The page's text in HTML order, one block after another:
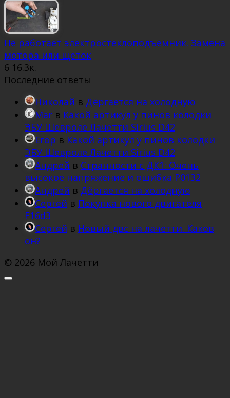
Не работает электростеклоподъемник. Замена
мотора или щеток
6 16.3к.
Последние ответы
Николай в Дёргается на холодную
Mar в Какой артикул у пинов колодки
ЭБУ Шевроле Лачетти Sirius D42
Егор в Какой артикул у пинов колодки
ЭБУ Шевроле Лачетти Sirius D42
Андрей в Странности с ДК1: Очень
высокое напряжение и ошибка Р0132
Андрей в Дёргается на холодную
Сергей в Покупка нового двигателя
F16d3
Сергей в Новый двс на лачетти. Каков
он?
© 2026 Мой Лачетти